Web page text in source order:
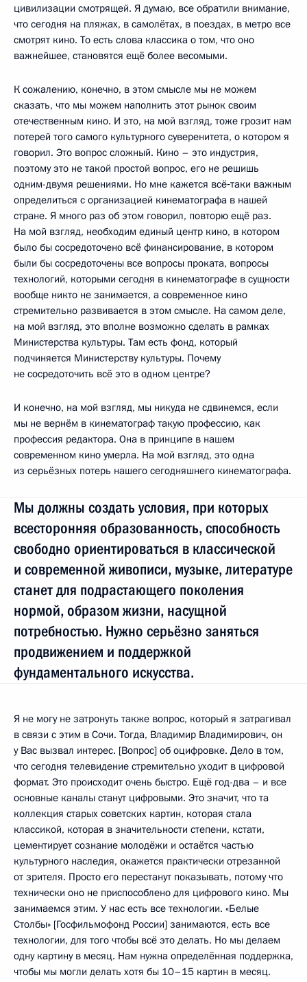
цивилизации смотрящей. Я думаю, все обратили внимание,
что сегодня на пляжах, в самолётах, в поездах, в метро все
смотрят кино. То есть слова классика о том, что оно
важнейшее, становятся ещё более весомыми.
К сожалению, конечно, в этом смысле мы не можем
сказать, что мы можем наполнить этот рынок своим
отечественным кино. И это, на мой взгляд, тоже грозит нам
потерей того самого культурного суверенитета, о котором я
говорил. Это вопрос сложный. Кино – это индустрия,
поэтому это не такой простой вопрос, его не решишь
одним-двумя решениями. Но мне кажется всё‑таки важным
определиться с организацией кинематографа в нашей
стране. Я много раз об этом говорил, повторю ещё раз.
На мой взгляд, необходим единый центр кино, в котором
было бы сосредоточено всё финансирование, в котором
были бы сосредоточены все вопросы проката, вопросы
технологий, которыми сегодня в кинематографе в сущности
вообще никто не занимается, а современное кино
стремительно развивается в этом смысле. На самом деле,
на мой взгляд, это вполне возможно сделать в рамках
Министерства культуры. Там есть фонд, который
подчиняется Министерству культуры. Почему
не сосредоточить всё это в одном центре?
И конечно, на мой взгляд, мы никуда не сдвинемся, если
мы не вернём в кинематограф такую профессию, как
профессия редактора. Она в принципе в нашем
современном кино умерла. На мой взгляд, это одна
из серьёзных потерь нашего сегодняшнего кинематографа.
Мы должны создать условия, при которых
всесторонняя образованность, способность
свободно ориентироваться в классической
и современной живописи, музыке, литературе
станет для подрастающего поколения
нормой, образом жизни, насущной
потребностью. Нужно серьёзно заняться
продвижением и поддержкой
фундаментального искусства.
Я не могу не затронуть также вопрос, который я затрагивал
в связи с этим в Сочи. Тогда, Владимир Владимирович, он
у Вас вызвал интерес. [Вопрос] об оцифровке. Дело в том,
что сегодня телевидение стремительно уходит в цифровой
формат. Это происходит очень быстро. Ещё год-два – и все
основные каналы станут цифровыми. Это значит, что та
коллекция старых советских картин, которая стала
классикой, которая в значительности степени, кстати,
цементирует сознание молодёжи и остаётся частью
культурного наследия, окажется практически отрезанной
от зрителя. Просто его перестанут показывать, потому что
технически оно не приспособлено для цифрового кино. Мы
занимаемся этим. У нас есть все технологии. «Белые
Столбы» [Госфильмофонд России] занимаются, есть все
технологии, для того чтобы всё это делать. Но мы делаем
одну картину в месяц. Нам нужна определённая поддержка,
чтобы мы могли делать хотя бы 10–15 картин в месяц.